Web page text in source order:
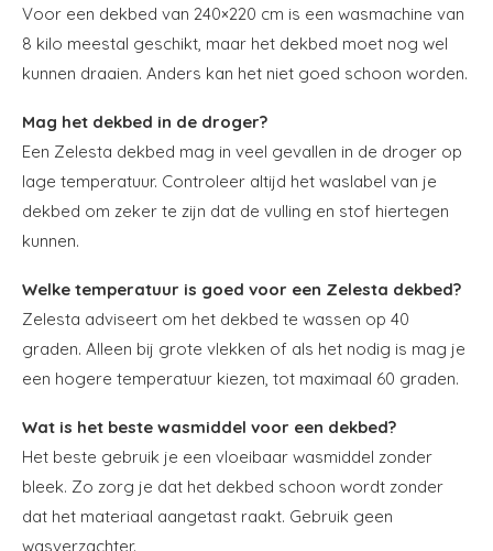
Voor een dekbed van 240×220 cm is een wasmachine van
8 kilo meestal geschikt, maar het dekbed moet nog wel
kunnen draaien. Anders kan het niet goed schoon worden.
Mag het dekbed in de droger?
Een Zelesta dekbed mag in veel gevallen in de droger op
lage temperatuur. Controleer altijd het waslabel van je
dekbed om zeker te zijn dat de vulling en stof hiertegen
kunnen.
Welke temperatuur is goed voor een Zelesta dekbed?
Zelesta adviseert om het dekbed te wassen op 40
graden. Alleen bij grote vlekken of als het nodig is mag je
een hogere temperatuur kiezen, tot maximaal 60 graden.
Wat is het beste wasmiddel voor een dekbed?
Het beste gebruik je een vloeibaar wasmiddel zonder
bleek. Zo zorg je dat het dekbed schoon wordt zonder
dat het materiaal aangetast raakt. Gebruik geen
wasverzachter.